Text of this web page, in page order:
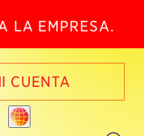
LA EMPRESA.
CUENTA